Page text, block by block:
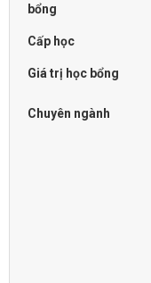
bổng
Cấp học
Giá trị học bổng
Chuyên ngành